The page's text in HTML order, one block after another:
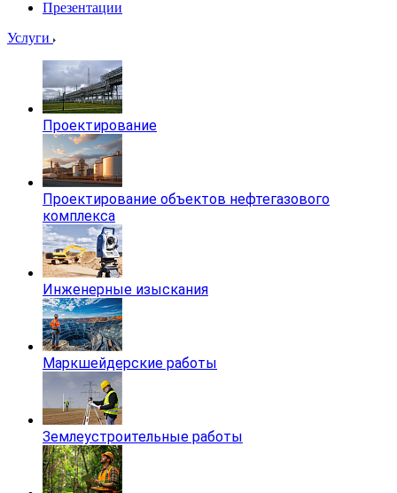
Презентации
Услуги
Проектирование
Проектирование объектов нефтегазового
комплекса
Инженерные изыскания
Маркшейдерские работы
Землеустроительные работы